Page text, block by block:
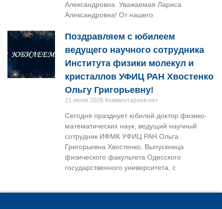
Александровна. Уважаемая Лариса
Александровна! От нашего
Поздравляем с юбилеем
ведущего научного сотрудника
Института физики молекул и
кристаллов УФИЦ РАН Хвостенко
Ольгу Григорьевну!
21 июля 2026 Комментариев нет
Сегодня празднует юбилей доктор физико-
математических наук, ведущий научный
сотрудник ИФМК УФИЦ РАН Ольга
Григорьевна Хвостенко. Выпускница
физического факультета Одесского
государственного университета, с